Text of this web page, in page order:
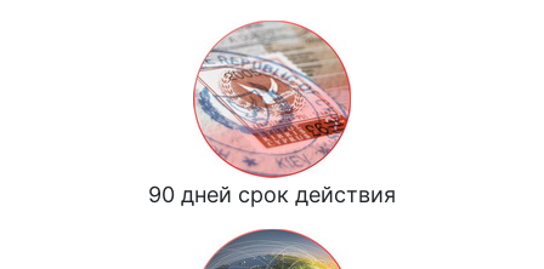
90 дней срок действия